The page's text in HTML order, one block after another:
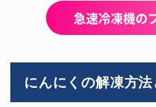
急速冷凍機の
にんにくの解凍方法